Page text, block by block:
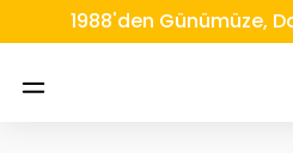
1988'den Günümüze,